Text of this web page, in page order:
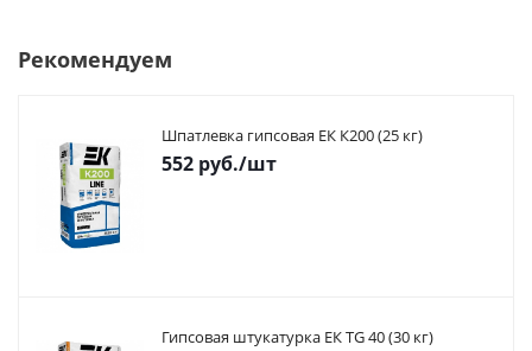
Рекомендуем
Шпатлевка гипсовая ЕК К200 (25 кг)
552 руб./шт
Гипсовая штукатурка ЕК TG 40 (30 кг)